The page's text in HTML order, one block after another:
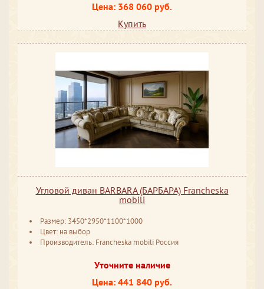
Цена: 368 060 руб.
Купить
Угловой диван BARBARA (БАРБАРА) Francheska
mobili
Размер: 3450*2950*1100*1000
Цвет: на выбор
Производитель: Francheska mobili Россия
Уточните наличие
Цена: 441 840 руб.